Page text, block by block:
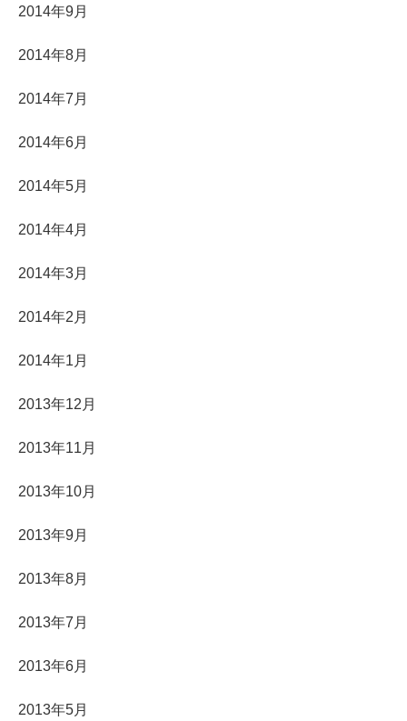
2014年9月
2014年8月
2014年7月
2014年6月
2014年5月
2014年4月
2014年3月
2014年2月
2014年1月
2013年12月
2013年11月
2013年10月
2013年9月
2013年8月
2013年7月
2013年6月
2013年5月